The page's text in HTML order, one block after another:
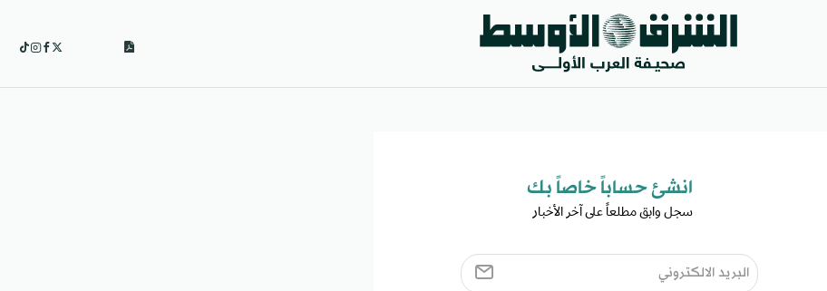
انشئ حساباً خاصاً بك​
سجل وابق مطلعاً على آخر الأخبار ​